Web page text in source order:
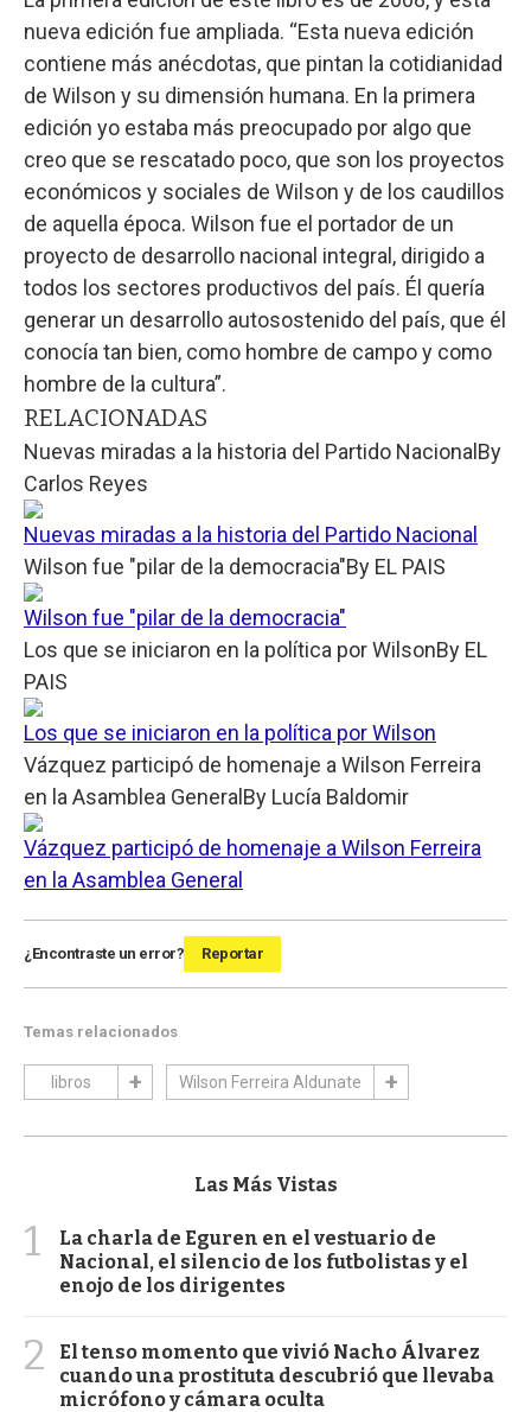
nueva edición fue ampliada. “Esta nueva edición
contiene más anécdotas, que pintan la cotidianidad
de Wilson y su dimensión humana. En la primera
edición yo estaba más preocupado por algo que
creo que se rescatado poco, que son los proyectos
económicos y sociales de Wilson y de los caudillos
de aquella época. Wilson fue el portador de un
proyecto de desarrollo nacional integral, dirigido a
todos los sectores productivos del país. Él quería
generar un desarrollo autosostenido del país, que él
conocía tan bien, como hombre de campo y como
hombre de la cultura”.
RELACIONADAS
Nuevas miradas a la historia del Partido Nacional By
Carlos Reyes
Nuevas miradas a la historia del Partido Nacional
Wilson fue "pilar de la democracia"By EL PAIS
Wilson fue "pilar de la democracia"
Los que se iniciaron en la política por WilsonBy EL
PAIS
Los que se iniciaron en la política por Wilson
Vázquez participó de homenaje a Wilson Ferreira
en la Asamblea General By Lucía Baldomir
Vázquez participó de homenaje a Wilson Ferreira
en la Asamblea General
¿Encontraste un error? Reportar
Temas relacionados
libros Wilson Ferreira Aldunate
Las Más Vistas
1
La charla de Eguren en el vestuario de
Nacional, el silencio de los futbolistas y el
enojo de los dirigentes
2
El tenso momento que vivió Nacho Álvarez
cuando una prostituta descubrió que llevaba
micrófono y cámara oculta